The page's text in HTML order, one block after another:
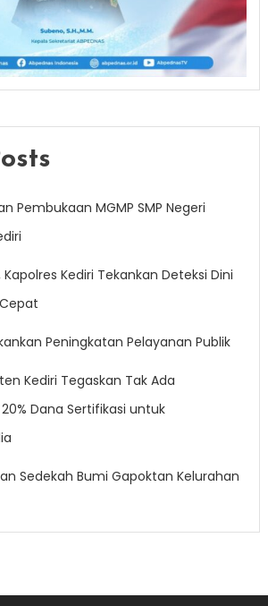
Pembukaan MGMP SMP Negeri
Kediri Tekankan Deteksi Dini
Peningkatan Pelayanan Publik
Kediri Tegaskan Tak Ada
Dana Sertifikasi untuk
Sedekah Bumi Gapoktan Kelurahan